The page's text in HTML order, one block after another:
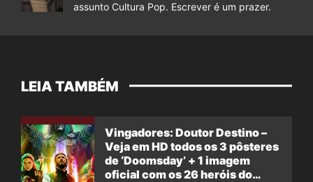
assunto Cultura Pop. Escrever é um prazer.
LEIA TAMBÉM
Vingadores: Doutor Destino –
Veja em HD todos os 3 pôsteres
de ‘Doomsday’ + 1 imagem
oficial com os 26 heróis do